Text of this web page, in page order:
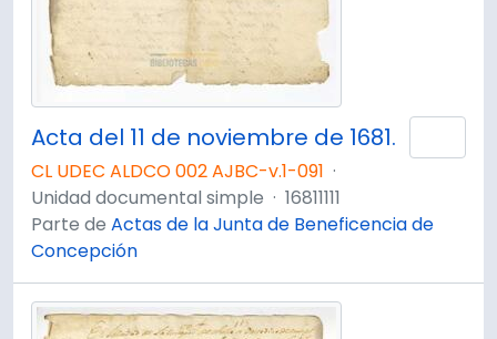
Acta del 11 de noviembre de 1681.
CL UDEC ALDCO 002 AJBC-v.1-091 ·
Unidad documental simple · 16811111
Parte de Actas de la Junta de Beneficencia de
Concepción